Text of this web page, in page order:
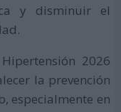
y disminuir el
2026
la prevención
especialmente en